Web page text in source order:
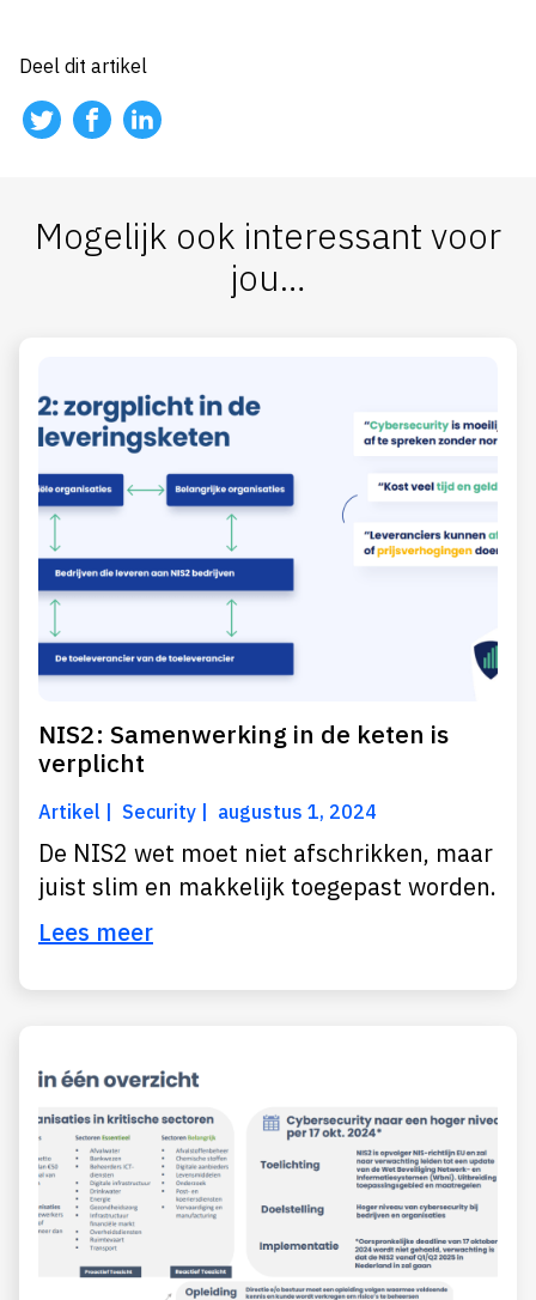
Deel dit artikel
Mogelijk ook interessant voor
jou…
NIS2: Samenwerking in de keten is
verplicht
Artikel Security augustus 1, 2024
De NIS2 wet moet niet afschrikken, maar
juist slim en makkelijk toegepast worden.
Lees meer